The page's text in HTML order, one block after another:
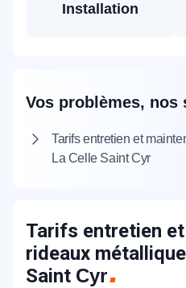
Installation
Vos problèmes, nos
Tarifs entretien et
La Celle Saint Cyr
Tarifs entretien
rideaux
Saint Cyr